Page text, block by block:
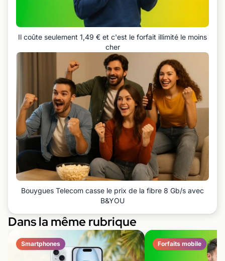
Il coûte seulement 1,49 € et c'est le forfait illimité le moins
cher
Bouygues Telecom casse le prix de la fibre 8 Gb/s avec
B&YOU
Dans la même rubrique
Smartphones Forfaits mobile